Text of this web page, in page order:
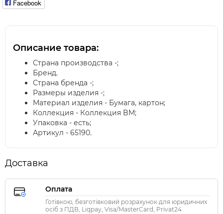
Facebook
Описание товара:
Страна производства -;
Бренд.
Страна бренда -;
Размеры изделия -;
Материал изделия - Бумага, картон;
Коллекция - Коллекция BM;
Упаковка - есть;
Артикул - 65190.
Доставка
Оплата
Готівкою, безготівковий розрахунок для юридичних
осіб з ПДВ, Liqpay, Visa/MasterCard, Privat24